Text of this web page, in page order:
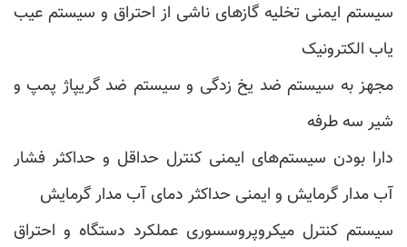
سیستم ایمنی تخلیه گازهای ناشی از احتراق و سیستم عیب
یاب الکترونیک
مجهز به سیستم ضد یخ زدگی و سیستم ضد گریپاژ پمپ و
شیر سه طرفه
دارا بودن سیستم‌های ایمنی کنترل حداقل و حداکثر فشار
آب مدار گرمایش و ایمنی حداکثر دمای آب مدار گرمایش
سیستم کنترل میکروپروسسوری عملکرد دستگاه و احتراق